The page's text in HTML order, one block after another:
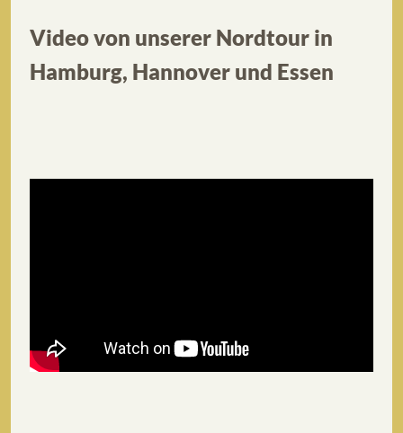
Video von unserer Nordtour in
Hamburg, Hannover und Essen